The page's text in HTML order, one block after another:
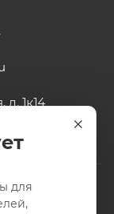
д. 1к14
для